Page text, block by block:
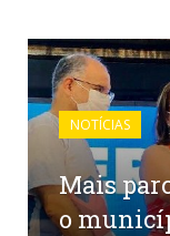
NOTÍCIAS
Mais
o